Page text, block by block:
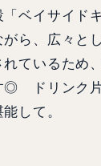
ベイサイド
ら、広々と
ているため
◎ ドリンク
して。